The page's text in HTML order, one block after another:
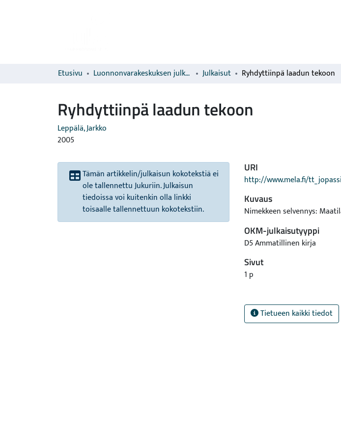
Etusivu Luonnonvarakeskuksen julkaisut Julkaisut Ryhdyttiinpä laadun tekoon
Ryhdyttiinpä laadun tekoon
Leppälä, Jarkko
2005
Tämän artikkelin/julkaisun kokotekstiä ei
ole tallennettu Jukuriin. Julkaisun
tiedoissa voi kuitenkin olla linkki
toisaalle tallennettuun kokotekstiin.
URI
http://www.mela.fi/
Kuvaus
Nimekkeen selvennys:
OKM-julkaisutyyppi
D5 Ammatillinen kirja
Sivut
1 p
Tietueen kaikki tiedot